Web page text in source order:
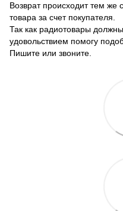
Возврат происходит тем же
товара за счет покупателя.
Так как радиотовары
удовольствием помогу
Пишите или звоните.